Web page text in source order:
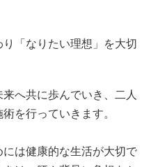
「なりたい理想」を大切
へ共に歩んでいき、二人
を行っていきます。
は健康的な生活が大切で